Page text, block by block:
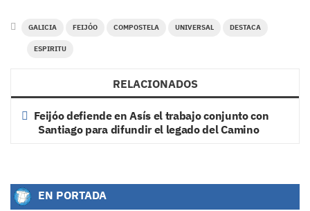
GALICIA FEIJÓO COMPOSTELA UNIVERSAL DESTACA
ESPIRITU
RELACIONADOS
Feijóo defiende en Asís el trabajo conjunto con
Santiago para difundir el legado del Camino
EN PORTADA